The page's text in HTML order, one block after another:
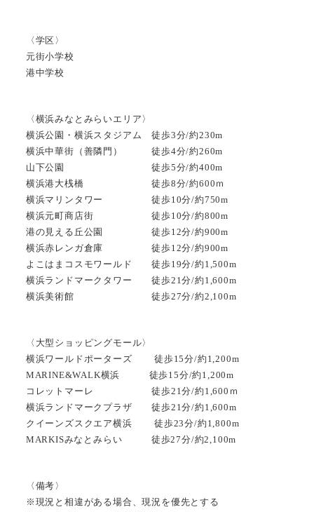
〈学区〉
元街小学校
港中学校
〈横浜みなとみらいエリア〉
横浜公園・横浜スタジアム 徒歩3分/約230m
横浜中華街（善隣門） 徒歩4分/約260m
山下公園 徒歩5分/約400m
横浜港大桟橋 徒歩8分/約600ｍ
横浜マリンタワー 徒歩10分/約750m
横浜元町商店街 徒歩10分/約800m
港の見える丘公園 徒歩12分/約900m
横浜赤レンガ倉庫 徒歩12分/約900m
よこはまコスモワールド 徒歩19分/約1,500m
横浜ランドマークタワー 徒歩21分/約1,600m
横浜美術館 徒歩27分/約2,100m
〈大型ショッピングモール〉
横浜ワールドポーターズ 徒歩15分/約1,200m
MARINE&WALK横浜 徒歩15分/約1,200m
コレットマーレ 徒歩21分/約1,600ｍ
横浜ランドマークプラザ 徒歩21分/約1,600m
クイーンズスクエア横浜 徒歩23分/約1,800m
MARKISみなとみらい 徒歩27分/約2,100m
〈備考〉
※現況と相違がある場合、現況を優先とする